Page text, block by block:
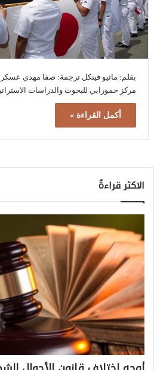
بقلم: ماثيو فينكل ترجمة: صفا مهدي
مركز حمورابي للبحوث والدراسات
أكمل القراءة »
الاكثر قراءةً